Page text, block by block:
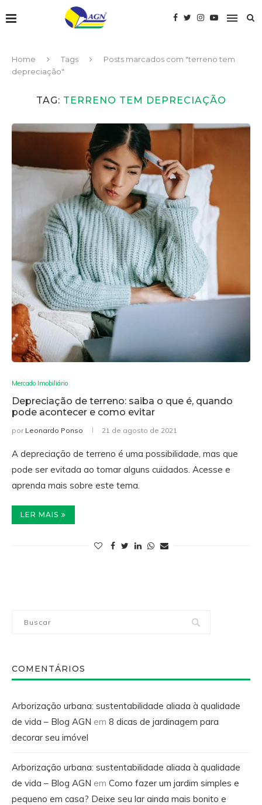
Home Tags
Posts marcados com "terreno tem
depreciação"
TAG: TERRENO TEM DEPRECIAÇÃO
Mercado Imobiliário
Depreciação de terreno: saiba o que é, quando
pode acontecer e como evitar
por Leonardo Ponso 21 de agosto de 2021
A depreciação de terreno é uma possibilidade, mas que
pode ser evitada ao tomar alguns cuidados. Acesse e
aprenda mais sobre este tema.
LER MAIS
COMENTÁRIOS
Arborização urbana: sustentabilidade aliada à qualidade
de vida – Blog AGN em 8 dicas de jardinagem para
decorar seu imóvel
Arborização urbana: sustentabilidade aliada à qualidade
de vida – Blog AGN em Como fazer um jardim simples e
pequeno em casa? Deixe seu lar ainda mais bonito e